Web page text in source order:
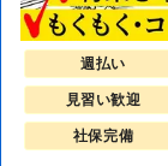
週払い
見習い歓迎
社保完備